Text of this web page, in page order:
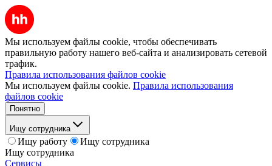
Мы используем файлы cookie, чтобы обеспечивать
правильную работу нашего веб-сайта и анализировать сетевой
трафик.
Правила использования файлов cookie
Мы используем файлы cookie. Правила использования
файлов cookie
Понятно
Ищу сотрудника
Ищу работу
Ищу сотрудника
Ищу сотрудника
Сервисы